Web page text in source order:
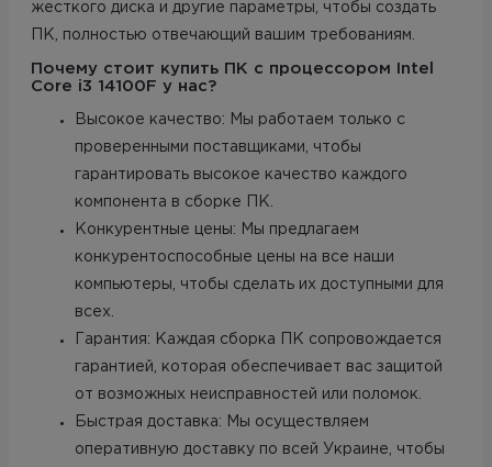
жесткого диска и другие параметры, чтобы создать
ПК, полностью отвечающий вашим требованиям.
Почему стоит купить ПК с процессором Intel
Core i3 14100F у нас?
Высокое качество: Мы работаем только с
проверенными поставщиками, чтобы
гарантировать высокое качество каждого
компонента в сборке ПК.
Конкурентные цены: Мы предлагаем
конкурентоспособные цены на все наши
компьютеры, чтобы сделать их доступными для
всех.
Гарантия: Каждая сборка ПК сопровождается
гарантией, которая обеспечивает вас защитой
от возможных неисправностей или поломок.
Быстрая доставка: Мы осуществляем
оперативную доставку по всей Украине, чтобы